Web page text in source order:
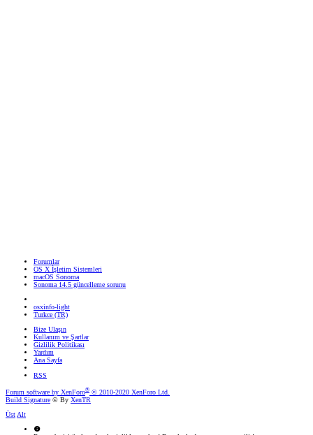
Forumlar
OS X İşletim Sistemleri
macOS Sonoma
Sonoma 14.5 güncelleme sorunu
osxinfo-light
Turkce (TR)
Bize Ulaşın
Kullanım ve Şartlar
Gizlilik Politikası
Yardım
Ana Sayfa
RSS
Forum software by XenForo® © 2010-2020 XenForo Ltd.
Build Signature © By XenTR
Üst Alt